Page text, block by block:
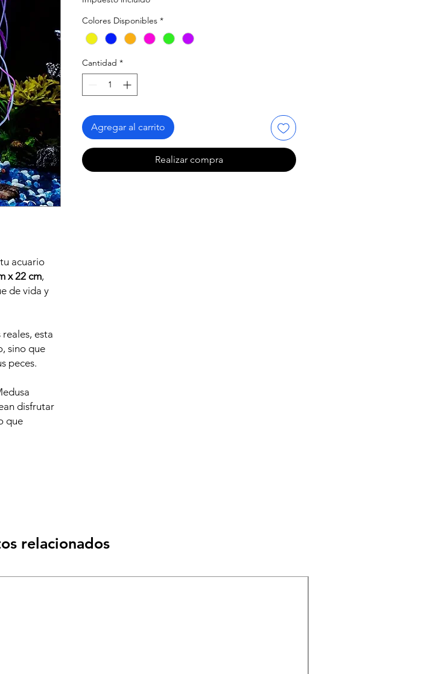
acuario
x 22 cm,
de vida y
esta
sino que
peces.
disfrutar
que
Colores Disponibles *
Cantidad *
Agregar al carrito
Realizar compra
relacionados